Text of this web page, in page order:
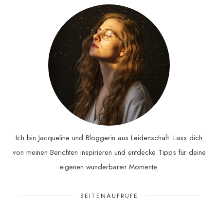
Ich bin Jacqueline und Bloggerin aus Leidenschaft. Lass dich
von meinen Berichten inspirieren und entdecke Tipps für deine
eigenen wunderbaren Momente.
SEITENAUFRUFE